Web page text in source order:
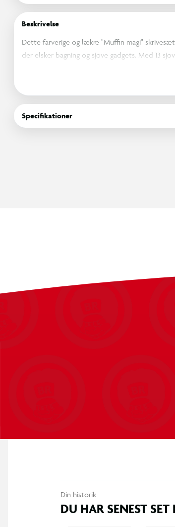
Beskrivelse
Dette farverige og lækre "Muffin magi"
der elsker bagning og sjove gadgets. Med 13
Indeholder:
6 - Blyanter m. viskelæder på toppen
Specifikationer
Din historik
DU HAR SENEST SET